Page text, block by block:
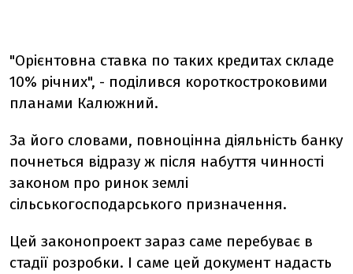
"Орієнтовна ставка по таких кредитах складе
10% річних", - поділився короткостроковими
планами Калюжний.
За його словами, повноцінна діяльність банку
почнеться відразу ж після набуття чинності
законом про ринок землі
сільськогосподарського призначення.
Цей законопроект зараз саме перебуває в
стадії розробки. І саме цей документ надасть